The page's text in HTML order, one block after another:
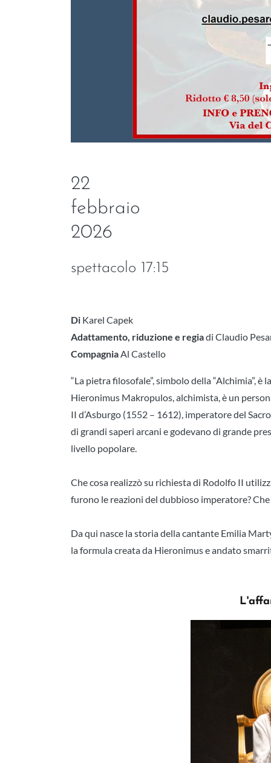
22
febbraio
2026
spettacolo 17:15
Di Karel Capek
Adattamento, riduzione e regiadi Claudio
Compagnia Al Castello
“La pietra filosofale”, simbolo della “Alchimia”,
Hieronimus Makropulos, alchimista, è un
II d’Asburgo (1552 – 1612), imperatore del
di grandi saperi arcani e godevano di grande
livello popolare.
Che cosa realizzò su richiesta di Rodolfo II
furono le reazioni del dubbioso imperatore?
Da qui nasce la storia della cantante Emilia
la formula creata da Hieronimus e andato